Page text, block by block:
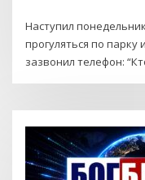
Наступил
прогуляться по парку
зазвонил телефон: